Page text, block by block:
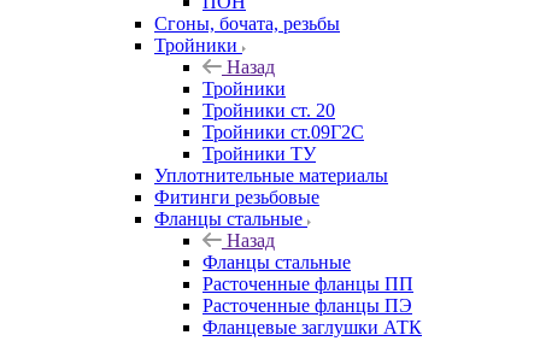
Сгоны, бочата, резьбы
Тройники
Назад
Тройники
Тройники ст. 20
Тройники ст.09Г2С
Тройники ТУ
Уплотнительные материалы
Фитинги резьбовые
Фланцы стальные
Назад
Фланцы стальные
Расточенные фланцы ПП
Расточенные фланцы ПЭ
Фланцевые заглушки АТК